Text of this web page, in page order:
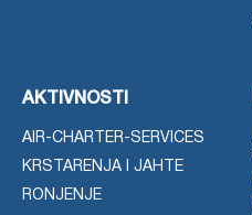
AKTIVNOSTI
AIR-CHARTER-SERVICES
KRSTARENJA I JAHTE
RONJENJE